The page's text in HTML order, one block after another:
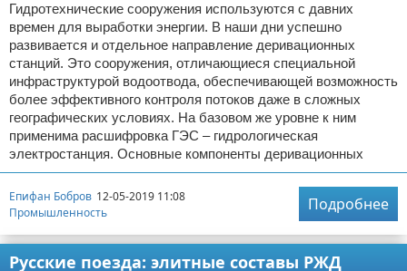
Гидротехнические сооружения используются с давних
времен для выработки энергии. В наши дни успешно
развивается и отдельное направление деривационных
станций. Это сооружения, отличающиеся специальной
инфраструктурой водоотвода, обеспечивающей возможность
более эффективного контроля потоков даже в сложных
географических условиях. На базовом же уровне к ним
применима расшифровка ГЭС – гидрологическая
электростанция. Основные компоненты деривационных
Епифан Бобров 12-05-2019 11:08
Промышленность
Подробнее
Русские поезда: элитные составы РЖД